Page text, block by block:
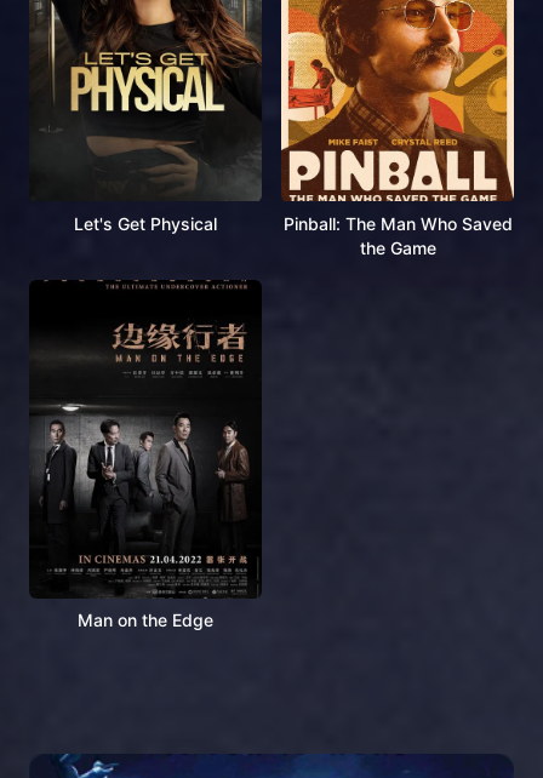
Let's Get Physical
Pinball: The Man Who Saved
the Game
Man on the Edge